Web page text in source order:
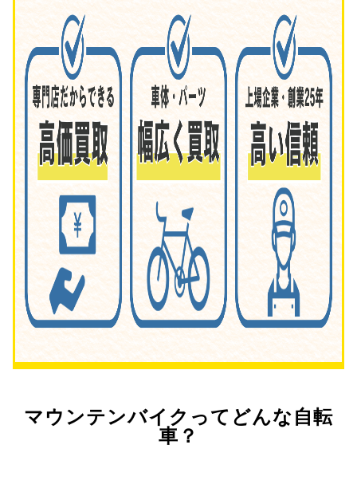
マウンテンバイクってどんな自転
車？